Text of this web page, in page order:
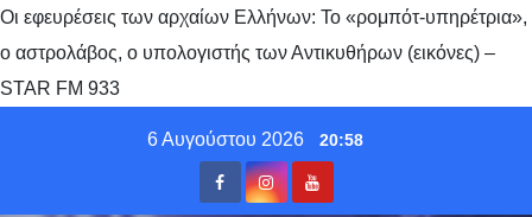
Οι εφευρέσεις των αρχαίων Ελλήνων: Το «ρομπότ-υπηρέτρια»,
ο αστρολάβος, ο υπολογιστής των Αντικυθήρων (εικόνες) –
STAR FM 933
6 Αυγούστου 2026 20:58